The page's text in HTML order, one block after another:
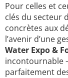
Pour celles et
clés du secteur
concrètes aux
l’avenir d’une
Water Expo &
incontournable
parfaitement